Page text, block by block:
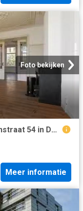
Foto bekijken
Appartement te koop Voorthuizenstraat 54 in Den Haag voor € 32.
Meer informatie